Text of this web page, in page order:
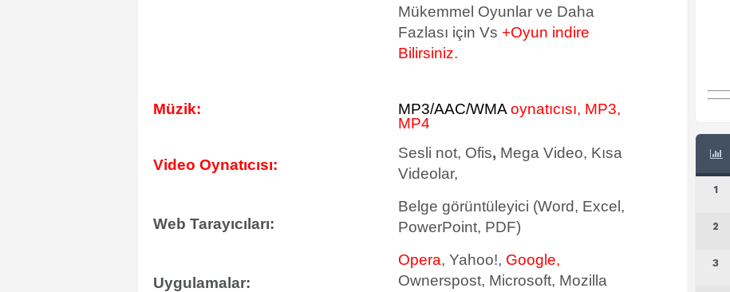
Mükemmel Oyunlar ve Daha
Fazlası için Vs +Oyun indire
Bilirsiniz.
Müzik:
Video Oynatıcısı:
Web Tarayıcıları:
Uygulamalar:
MP3/AAC/WMA oynatıcısı, MP3,
MP4
Sesli not, Ofis, Mega Video, Kısa
Videolar,
Belge görüntüleyici (Word, Excel,
PowerPoint, PDF)
Opera, Yahoo!, Google,
Ownerspost, Microsoft, Mozilla
1
2
3